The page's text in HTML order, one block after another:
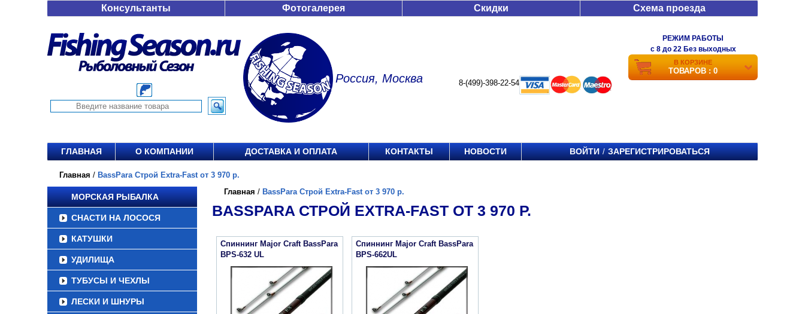
Консультанты Фотогалерея Скидки Схема проезда
Россия, Москва 8-(499)-398-22-54
РЕЖИМ РАБОТЫ
c 8 до 22 Без выходных
В КОРЗИНЕ
ТОВАРОВ : 0
ГЛАВНАЯ О КОМПАНИИ ДОСТАВКА И ОПЛАТА КОНТАКТЫ НОВОСТИ ВОЙТИ / ЗАРЕГИСТРИРОВАТЬСЯ
Главная / BassPara Строй Extra-Fast от 3 970 р.
МОРСКАЯ РЫБАЛКА
СНАСТИ НА ЛОСОСЯ
КАТУШКИ
УДИЛИЩА
ТУБУСЫ И ЧЕХЛЫ
ЛЕСКИ И ШНУРЫ
Главная / BassPara Строй Extra-Fast от 3 970 р.
BASSPARA СТРОЙ EXTRA-FAST ОТ 3 970 Р.
Спиннинг Major Craft BassPara
BPS-632 UL
Спиннинг Major Craft BassPara
BPS-662UL